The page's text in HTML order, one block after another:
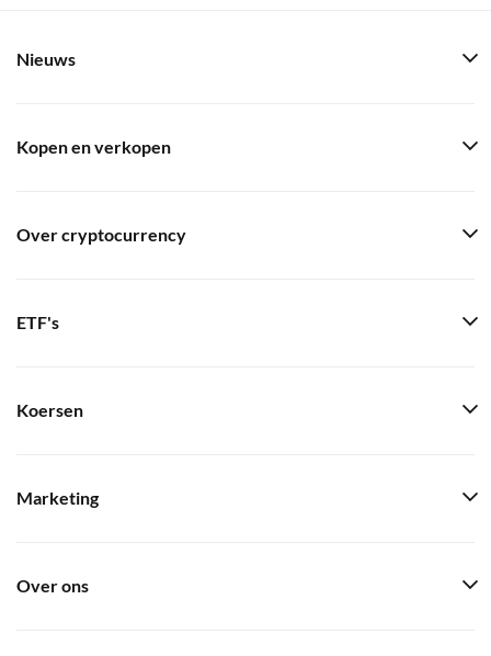
Nieuws
Kopen en verkopen
Over cryptocurrency
ETF's
Koersen
Marketing
Over ons